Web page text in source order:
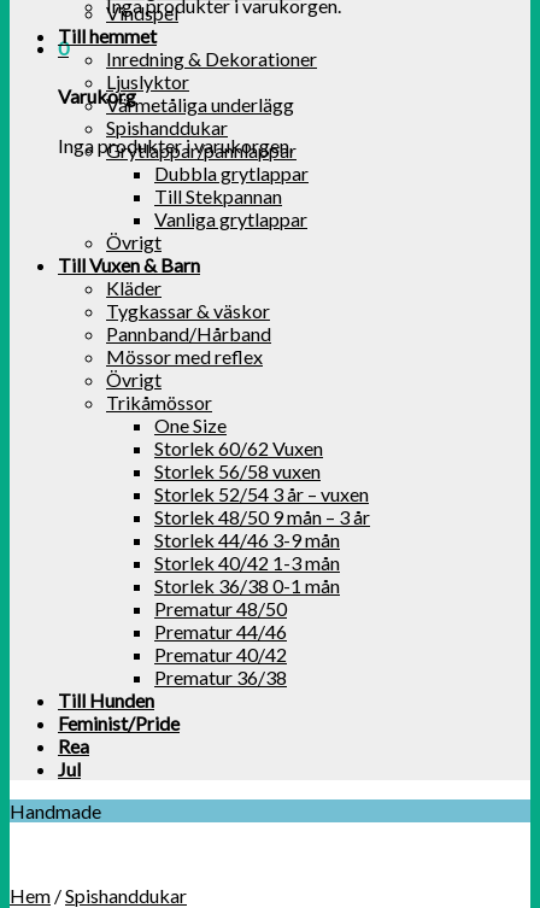
Inga produkter i varukorgen.
0
Varukorg
Inga produkter i varukorgen.
Vindspel
Till hemmet
Inredning & Dekorationer
Ljuslyktor
Värmetåliga underlägg
Spishanddukar
Grytlappar/pannlappar
Dubbla grytlappar
Till Stekpannan
Vanliga grytlappar
Övrigt
Till Vuxen & Barn
Kläder
Tygkassar & väskor
Pannband/Hårband
Mössor med reflex
Övrigt
Trikåmössor
One Size
Storlek 60/62 Vuxen
Storlek 56/58 vuxen
Storlek 52/54 3 år – vuxen
Storlek 48/50 9 mån – 3 år
Storlek 44/46 3-9 mån
Storlek 40/42 1-3 mån
Storlek 36/38 0-1 mån
Prematur 48/50
Prematur 44/46
Prematur 40/42
Prematur 36/38
Till Hunden
Feminist/Pride
Rea
Jul
Handmade
Hem /Spishanddukar